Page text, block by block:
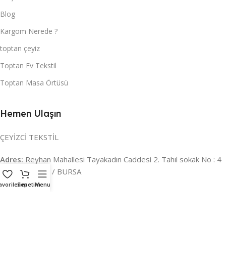
Blog
Kargom Nerede ?
toptan çeyiz
Toptan Ev Tekstil
Toptan Masa Örtüsü
Hemen Ulaşın
ÇEYİZCİ TEKSTİL
Adres: Reyhan Mahallesi Tayakadın Caddesi 2. Tahıl sokak No : 4
/ a Osmangazi / BURSA
SepetimMenu